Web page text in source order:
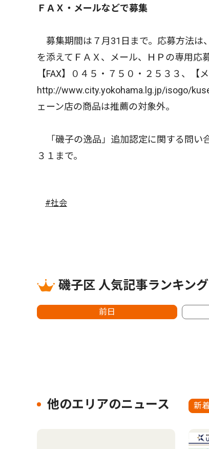
ＦＡＸ・メールなどで募集
募集期間は７月31日まで。応募方法は
を添えてＦＡＸ、メール、ＨＰの専用応
【FAX】０４５・７５０・２５３３、【
http://www.city.yokohama.lg.jp/isogo/
ェーン店の商品は推薦の対象外。
「磯子の逸品」追加認定に関する問い
３１まで。
#社会
磯子区 人気記事ランキング
前日
他のエリアのニュース 新